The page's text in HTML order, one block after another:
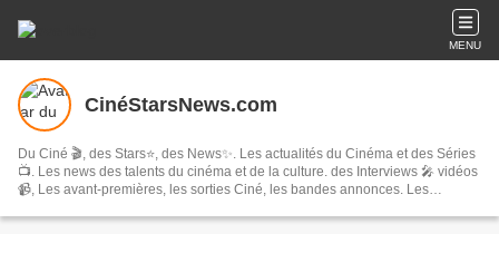
MENU
CinéStarsNews.com
Du Ciné 🎬, des Stars⭐, des News✨. Les actualités du Cinéma et des Séries
📺. Les news des talents du cinéma et de la culture. des Interviews 🎤 vidéos
📹, Les avant-premières, les sorties Ciné, les bandes annonces. Les